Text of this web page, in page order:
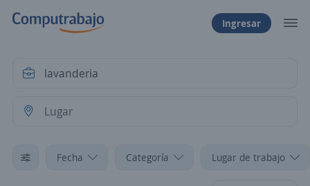
Ingresar
Fecha Categoría Lugar de trabajo